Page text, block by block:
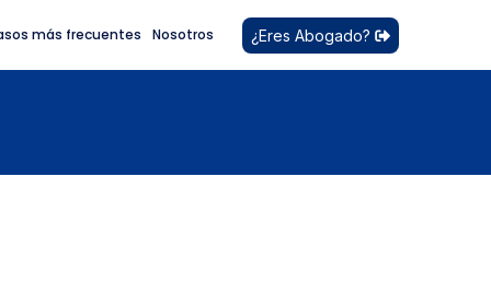
más frecuentes Nosotros ¿Eres Abogado?